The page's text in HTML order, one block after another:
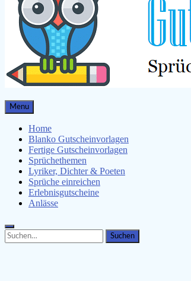
Gutscheinspruch.de
Gutscheinsprüche & Gutscheinvorlagen
Menu
Home
Blanko Gutscheinvorlagen
Fertige Gutscheinvorlagen
Sprüchethemen
Lyriker, Dichter & Poeten
Sprüche einreichen
Erlebnisgutscheine
Anlässe
Search
for:
Search